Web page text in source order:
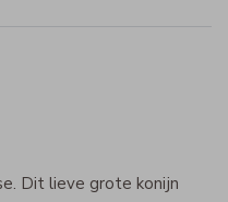
Dit lieve grote konijn